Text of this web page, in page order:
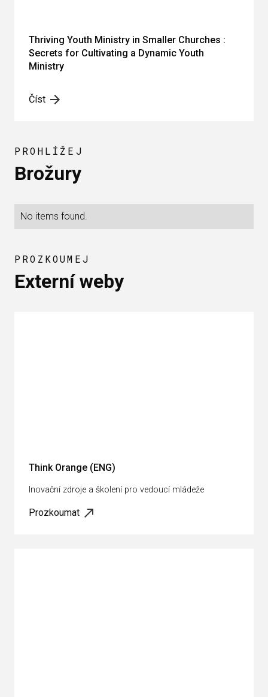
Thriving Youth Ministry in Smaller Churches :
Secrets for Cultivating a Dynamic Youth
Ministry
Číst
PROHLÍŽEJ
Brožury
No items found.
PROZKOUMEJ
Externí weby
Think Orange (ENG)
Inovační zdroje a školení pro vedoucí mládeže
Prozkoumat